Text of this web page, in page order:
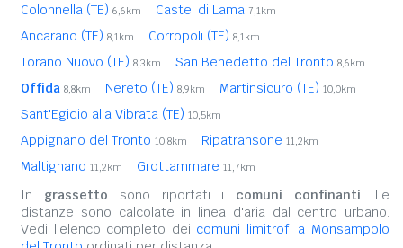
Colonnella (TE) 6,6km Castel di Lama 7,1km
Ancarano (TE) 8,1km Corropoli (TE) 8,1km
Torano Nuovo (TE) 8,3km San Benedetto del Tronto 8,6km
Offida 8,8km Nereto (TE) 8,9km Martinsicuro (TE) 10,0km
Sant'Egidio alla Vibrata (TE) 10,5km
Appignano del Tronto 10,8km Ripatransone 11,2km
Maltignano 11,2km Grottammare 11,7km
In grassetto sono riportati i comuni confinanti. Le
distanze sono calcolate in linea d'aria dal centro urbano.
Vedi l'elenco completo dei comuni limitrofi a Monsampolo